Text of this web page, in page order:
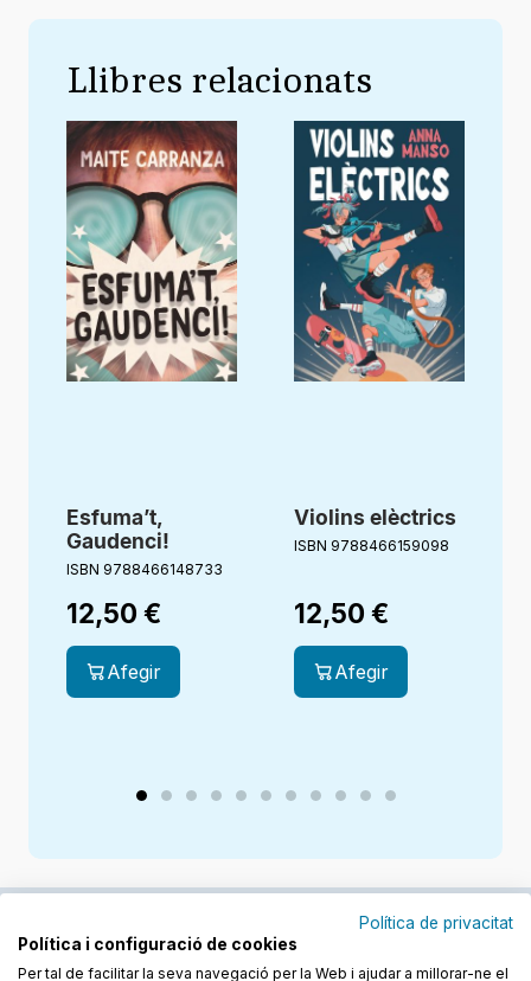
Llibres relacionats
Esfuma’t,
Gaudenci!
ISBN 9788466148733
12,50 €
Afegir
Violins elèctrics
ISBN 9788466159098
12,50 €
Afegir
Política de privacitat
Política i configuració de cookies
Per tal de facilitar la seva navegació per la Web i ajudar a millorar-ne el